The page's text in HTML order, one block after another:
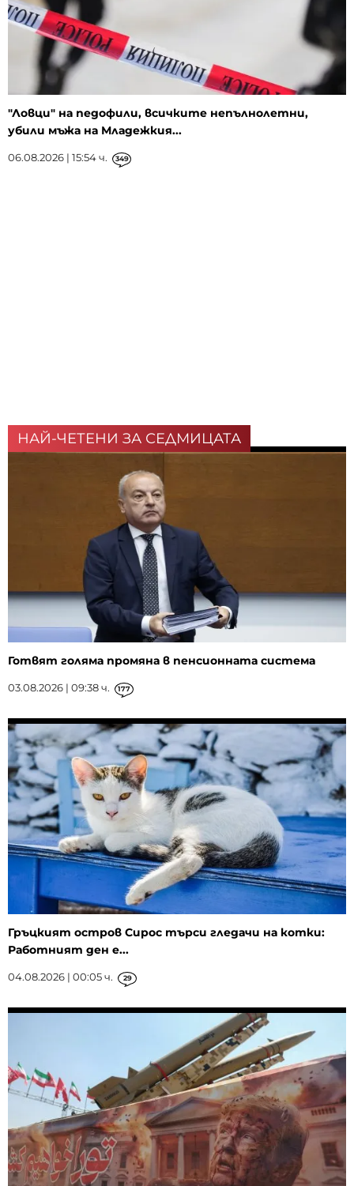
"Ловци" на педофили, всичките непълнолетни,
убили мъжа на Младежкия...
06.08.2026 | 15:54 ч. 349
НАЙ-ЧЕТЕНИ ЗА СЕДМИЦАТА
Готвят голяма промяна в пенсионната система
03.08.2026 | 09:38 ч. 177
Гръцкият остров Сирос търси гледачи на котки:
Работният ден е...
04.08.2026 | 00:05 ч. 29